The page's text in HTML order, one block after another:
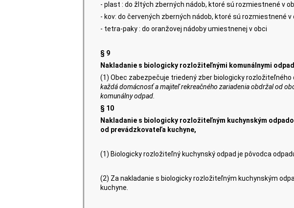
- plast : do žltých zberných nádob, ktoré sú rozmiestnené v
- kov: do červených zberných nádob, ktoré sú rozmiestnené v
- tetra-paky : do oranžovej nádoby umiestnenej v obci
§ 9
Nakladanie s biologicky rozložiteľnými komunálnymi
(1) Obec zabezpečuje triedený zber biologicky
každá domácnosť a majiteľ rekreačného zariadenia obdržal od
komunálny odpad.
§ 10
Nakladanie s biologicky rozložiteľným kuchynským
od prevádzkovateľa kuchyne,
(1) Biologicky rozložiteľný kuchynský odpad je pôvodca
(2) Za nakladanie s biologicky rozložiteľným kuchynským
kuchyne.